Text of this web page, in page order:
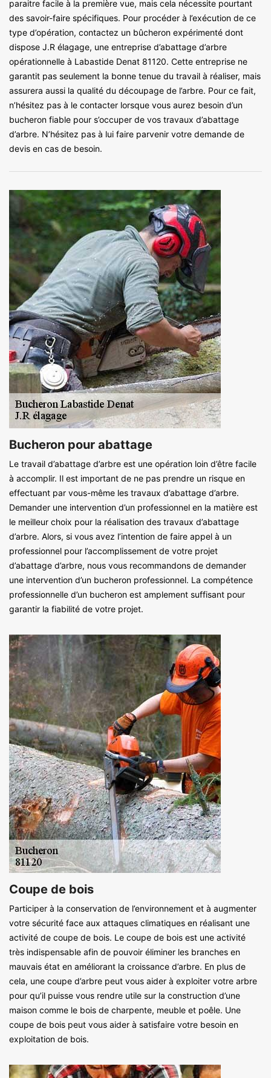
paraitre facile à la première vue, mais cela nécessite pourtant
des savoir-faire spécifiques. Pour procéder à l’exécution de ce
type d’opération, contactez un bûcheron expérimenté dont
dispose J.R élagage, une entreprise d’abattage d’arbre
opérationnelle à Labastide Denat 81120. Cette entreprise ne
garantit pas seulement la bonne tenue du travail à réaliser, mais
assurera aussi la qualité du découpage de l’arbre. Pour ce fait,
n’hésitez pas à le contacter lorsque vous aurez besoin d’un
bucheron fiable pour s’occuper de vos travaux d’abattage
d’arbre. N’hésitez pas à lui faire parvenir votre demande de
devis en cas de besoin.
Bucheron pour abattage
Le travail d’abattage d’arbre est une opération loin d’être facile
à accomplir. Il est important de ne pas prendre un risque en
effectuant par vous-même les travaux d’abattage d’arbre.
Demander une intervention d’un professionnel en la matière est
le meilleur choix pour la réalisation des travaux d’abattage
d’arbre. Alors, si vous avez l’intention de faire appel à un
professionnel pour l’accomplissement de votre projet
d’abattage d’arbre, nous vous recommandons de demander
une intervention d’un bucheron professionnel. La compétence
professionnelle d’un bucheron est amplement suffisant pour
garantir la fiabilité de votre projet.
Coupe de bois
Participer à la conservation de l’environnement et à augmenter
votre sécurité face aux attaques climatiques en réalisant une
activité de coupe de bois. Le coupe de bois est une activité
très indispensable afin de pouvoir éliminer les branches en
mauvais état en améliorant la croissance d’arbre. En plus de
cela, une coupe d’arbre peut vous aider à exploiter votre arbre
pour qu’il puisse vous rendre utile sur la construction d’une
maison comme le bois de charpente, meuble et poêle. Une
coupe de bois peut vous aider à satisfaire votre besoin en
exploitation de bois.